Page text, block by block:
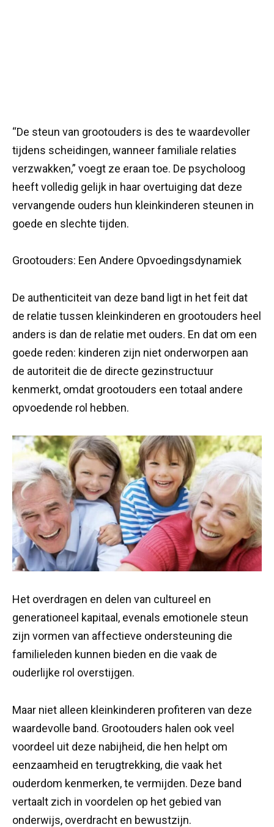
“De steun van grootouders is des te waardevoller
tijdens scheidingen, wanneer familiale relaties
verzwakken,” voegt ze eraan toe. De psycholoog
heeft volledig gelijk in haar overtuiging dat deze
vervangende ouders hun kleinkinderen steunen in
goede en slechte tijden.
Grootouders: Een Andere Opvoedingsdynamiek
De authenticiteit van deze band ligt in het feit dat
de relatie tussen kleinkinderen en grootouders heel
anders is dan de relatie met ouders. En dat om een
goede reden: kinderen zijn niet onderworpen aan
de autoriteit die de directe gezinstructuur
kenmerkt, omdat grootouders een totaal andere
opvoedende rol hebben.
Het overdragen en delen van cultureel en
generationeel kapitaal, evenals emotionele steun
zijn vormen van affectieve ondersteuning die
familieleden kunnen bieden en die vaak de
ouderlijke rol overstijgen.
Maar niet alleen kleinkinderen profiteren van deze
waardevolle band. Grootouders halen ook veel
voordeel uit deze nabijheid, die hen helpt om
eenzaamheid en terugtrekking, die vaak het
ouderdom kenmerken, te vermijden. Deze band
vertaalt zich in voordelen op het gebied van
onderwijs, overdracht en bewustzijn.